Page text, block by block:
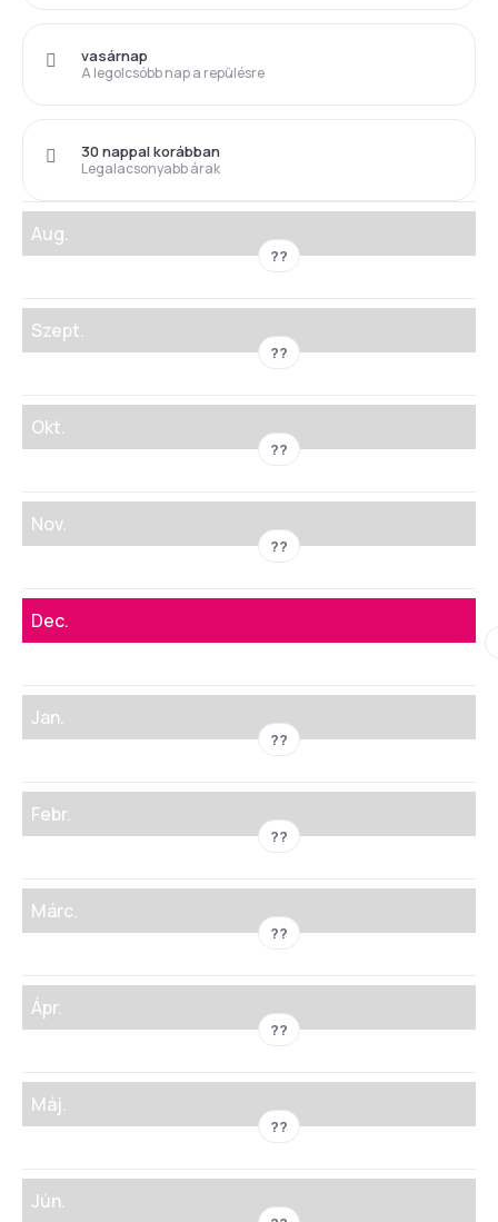
A legolcsóbb nap a repülésre
vasárnap
Legalacsonyabb árak
30 nappal korábban
Aug.
??
Szept.
??
Okt.
??
Nov.
??
Dec.
Jan.
??
Febr.
??
Márc.
??
Ápr.
??
Máj.
??
Jún.